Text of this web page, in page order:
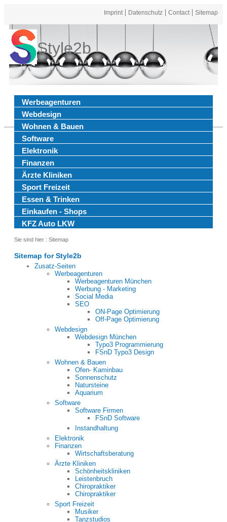
Imprint Datenschutz Contact Sitemap
Style2b
Werbeagenturen
Webdesign
Wohnen & Bauen
Software
Elektronik
Finanzen
Ärzte Kliniken
Sport Freizeit
Essen & Trinken
Einkaufen - Shops
KFZ Auto LKW
Sie sind hier : Sitemap
Sitemap for Style2b
Zusatz-Seiten
Werbeagenturen
Werbeagenturen München
Werbung - Marketing
Social Media
SEO
ON-Page Optimierung
Off-Page Optimierung
Webdesign
Webdesign München
Typo3 Programmierung
FSnD Typo3 Design
Wohnen & Bauen
Ofen- Kaminbau
Sonnenschutz
Natursteine
Aquarium
Software
Software Firmen
FSnD Software
Instandhaltung
Elektronik
Finanzen
Wirtschaftsberatung
Ärzte Kliniken
Schönheitskliniken
Leistenbruch
Chiropraktiker
Chiropraktiker
Sport Freizeit
Musiker
Tanzstudios